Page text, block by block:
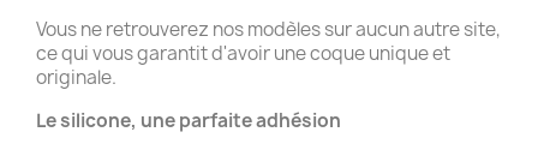
Vous ne retrouverez nos modèles sur aucun autre site,
ce qui vous garantit d'avoir une coque unique et
originale.
Le silicone, une parfaite adhésion